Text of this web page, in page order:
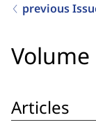
previous
Volume
Articles